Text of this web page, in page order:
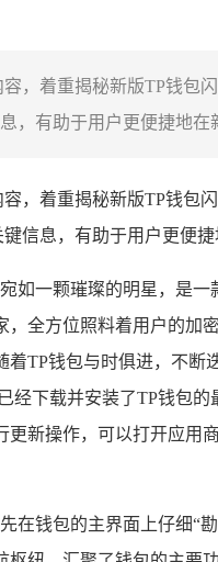
，着重揭秘新版TP钱包
，有助于用户更便捷地
容，着重揭秘新版TP钱包
信息，有助于用户更便
宛如一颗璀璨的明星，是一
全方位照料着用户的
TP钱包与时俱进，不
经下载并安装了TP钱包
新操作，可以打开应用
在钱包的主界面上仔细